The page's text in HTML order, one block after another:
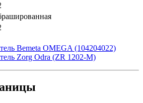
Bemeta OMEGA (104204022)
Zorg Odra (ZR 1202-M)